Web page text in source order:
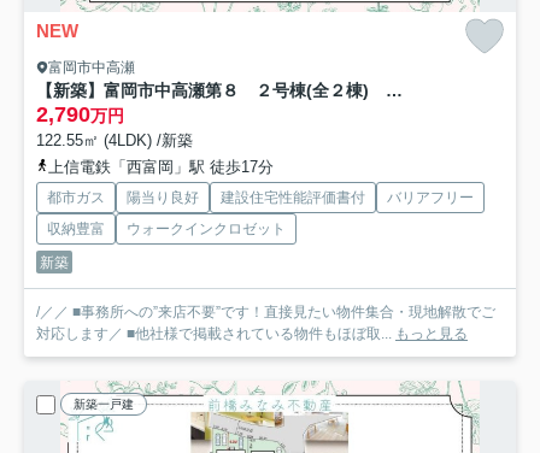
NEW
富岡市中高瀬
【新築】富岡市中高瀬第８ ２号棟(全２棟) リーブルガーデン 新築建売分譲
2,790万円
122.55㎡ (4LDK) /新築
上信電鉄「西富岡」駅 徒歩17分
都市ガス 陽当り良好 建設住宅性能評価書付
バリアフリー
収納豊富
ウォークインクロゼット
新築
/／／ ■事務所への”来店不要”です！直接見たい物件集合・現地解散でご
対応します／ ■他社様で掲載されている物件もほぼ取... もっと見る
新築一戸建